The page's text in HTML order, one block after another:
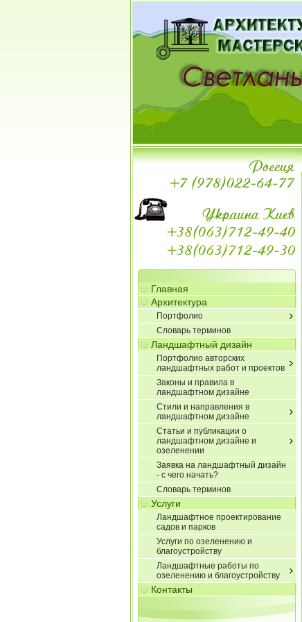
Главная
Архитектура
Портфолио
Словарь терминов
Ландшафтный дизайн
Портфолио авторских
ландшафтных работ и проектов
Законы и правила в
ландшафтном дизайне
Стили и направления в
ландшафтном дизайне
Статьи и публикации о
ландшафтном дизайне и
озеленении
Заявка на ландшафтный дизайн
- с чего начать?
Словарь терминов
Услуги
Ландшафтное проектирование
садов и парков
Услуги по озеленению и
благоустройству
Ландшафтные работы по
озеленению и благоустройству
Контакты